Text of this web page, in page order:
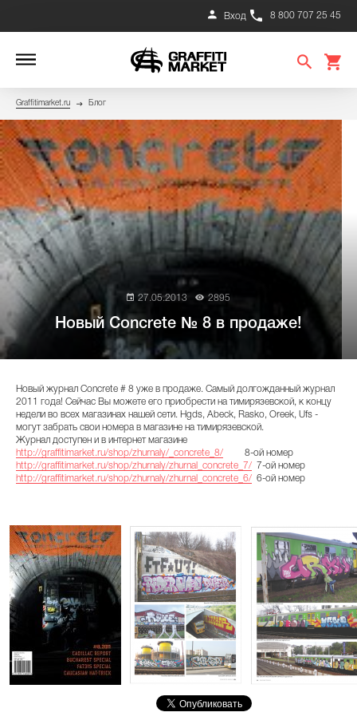
8 800 707 25 45
Вход
Graffitimarket.ru Блог
27.05.2013 2895
Новый Concrete № 8 в продаже!
Новый журнал Concrete # 8 уже в продаже. Самый долгожданный журнал
2011 года! Сейчас Вы можете его приобрести на тимирязевской, к концу
недели во всех магазинах нашей сети. Hgds, Abeck, Rasko, Oreek, Ufs -
могут забрать свои номера в магазине на тимирязевской.
Журнал доступен и в интернет магазине
http://graffitimarket.ru/shop/zhurnaly/_concrete_8/ 8-ой номер
http://graffitimarket.ru/shop/zhurnaly/zhurnal_concrete_7/ 7-ой номер
http://graffitimarket.ru/shop/zhurnaly/zhurnal_concrete_6/ 6-ой номер